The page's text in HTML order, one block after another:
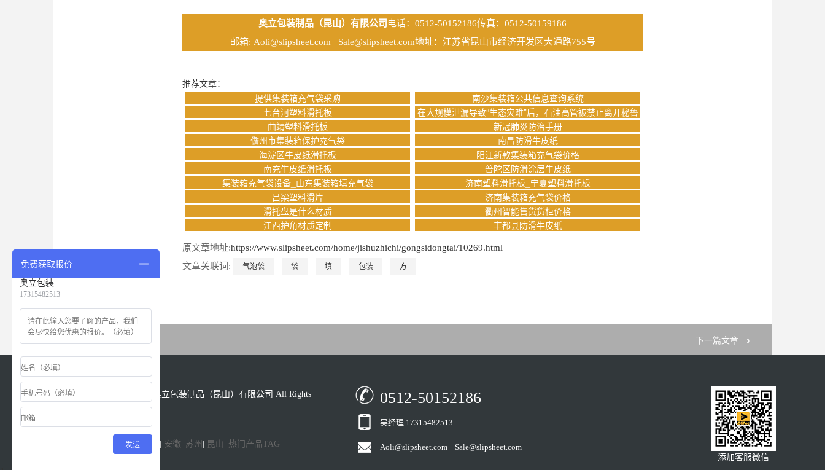
奥立包装制品（昆山）有限公司电话：0512-50152186传真：0512-50159186
邮箱: Aoli@slipsheet.com Sale@slipsheet.com地址：江苏省昆山市经济开发区大通路755号
推荐文章：
提供集装箱充气袋采购
南沙集装箱公共信息查询系统
七台河塑料滑托板
在大规模泄漏导致“生态灾难”后，石油高管被禁止离开秘鲁
曲靖塑料滑托板
新冠肺炎防治手册
儋州市集装箱保护充气袋
南昌防滑牛皮纸
海淀区牛皮纸滑托板
阳江新款集装箱充气袋价格
南充牛皮纸滑托板
普陀区防滑涂层牛皮纸
集装箱充气袋设备_山东集装箱填充气袋
济南塑料滑托板_宁夏塑料滑托板
吕梁塑料滑片
济南集装箱充气袋价格
滑托盘是什么材质
衢州智能售货货柜价格
江西护角材质定制
丰都县防滑牛皮纸
原文章地址:https://www.slipsheet.com/home/jishuzhichi/gongsidongtai/10269.html
文章关联词:
气泡袋 袋 填 包装 方
上一篇文章 下一篇文章
版权所有：Copyright &copy; 2021 奥立包装制品（昆山）有限公司 All Rights
Reserved.
备案号苏ICP备18028622号-1
上海| | 安徽| 苏州 | 昆山| 热门产品TAG
0512-50152186
吴经理 17315482513
Aoli@slipsheet.com Sale@slipsheet.com
添加客服微信
免费获取报价
奥立包装
17315482513
发送